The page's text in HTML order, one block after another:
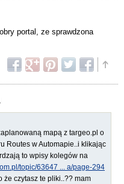
portal, ze sprawdzona
mapą z targeo.pl o
Routes w Automapie..i klikając
to wpisy kolegów na
topic/63647 ... a/page-294
że czytasz te pliki..?? mam